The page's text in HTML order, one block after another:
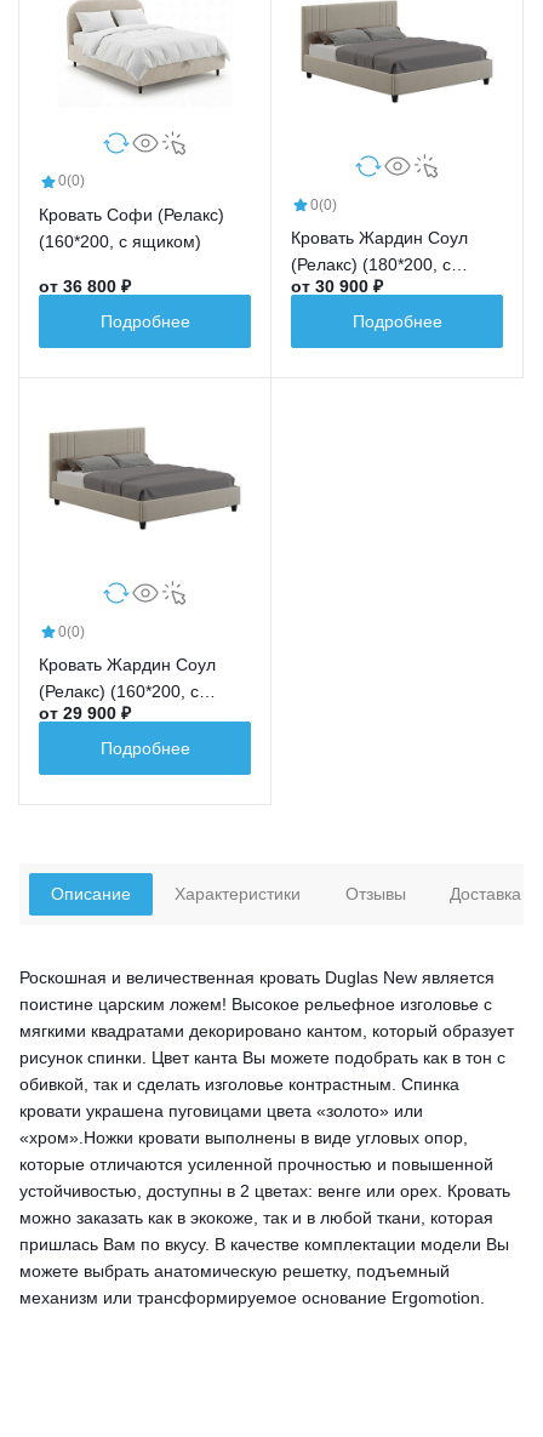
0(0)
Кровать Софи (Релакс)
(160*200, с ящиком)
от 36 800 ₽
Подробнее
0(0)
Кровать Жардин Соул
(Релакс) (180*200, с
ящиком)
от 30 900 ₽
Подробнее
0(0)
Кровать Жардин Соул
(Релакс) (160*200, с
ящиком)
от 29 900 ₽
Подробнее
Описание
Роскошная и величественная кровать Duglas New является
поистине царским ложем! Высокое рельефное изголовье с
мягкими квадратами декорировано кантом, который образует
рисунок спинки. Цвет канта Вы можете подобрать как в тон с
обивкой, так и сделать изголовье контрастным. Спинка
кровати украшена пуговицами цвета «золото» или
«хром».Ножки кровати выполнены в виде угловых опор,
которые отличаются усиленной прочностью и повышенной
устойчивостью, доступны в 2 цветах: венге или орех. Кровать
можно заказать как в экокоже, так и в любой ткани, которая
пришлась Вам по вкусу. В качестве комплектации модели Вы
можете выбрать анатомическую решетку, подъемный
механизм или трансформируемое основание Ergomotion.
Характеристики Отзывы Доставка